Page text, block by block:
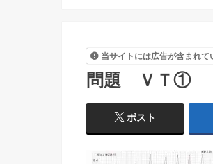
当サイトには広告が含まれて
問題 ＶＴ①
ポスト